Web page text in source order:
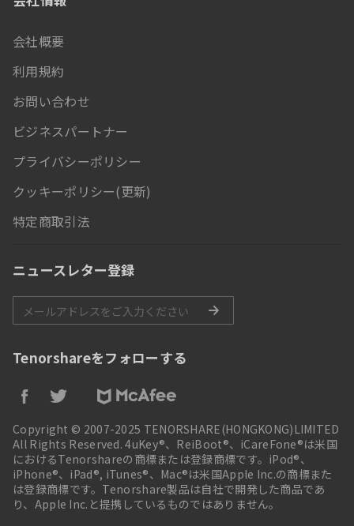
会社概要
利用規約
お問い合わせ
ビジネスパートナー
プライバシーポリシー
クッキーポリシー(更新)
特定商取引法
ニュースレター登録
Tenorshareをフォローする
Copyright © 2007-2025 TENORSHARE(HONGKONG)LIMITED
All Rights Reserved. 4uKey®、ReiBoot®、iCareFone®は米国
におけるTenorshareの商標または登録商標です。iPod®、
iPhone®、iPad®, iTunes®、Mac®は米国Apple Inc.の商標また
は登録商標です。Tenorshare製品は自社で開発した商品であ
り、Apple Inc.と提携しているものではありません。